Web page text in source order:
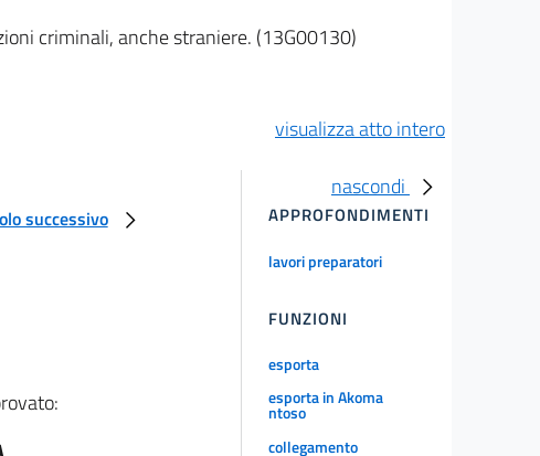
criminali, anche straniere. (13G00130)
visualizza atto intero
successivo
nascondi
APPROFONDIMENTI
lavori preparatori
FUNZIONI
esporta
esporta in Akoma
ntoso
collegamento